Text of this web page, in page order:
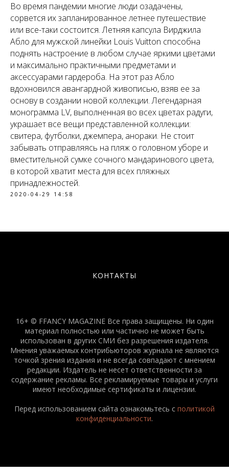
Во время пандемии многие люди озадачены,
сорвется их запланированное летнее путешествие
или все-таки состоится. Летняя капсула Вирджила
Абло для мужской линейки Louis Vuitton способна
поднять настроение в любом случае яркими цветами
и максимально практичными предметами и
аксессуарами гардероба. На этот раз Абло
вдохновился авангардной живописью, взяв ее за
основу в создании новой коллекции. Легендарная
монограмма LV, выполненная во всех цветах радуги,
украшает все вещи представленной коллекции:
свитера, футболки, джемпера, анораки. Не стоит
забывать отправляясь на пляж о головном уборе и
вместительной сумке сочного мандаринового цвета,
в которой хватит места для всех пляжных
принадлежностей.
2020-04-29 14:58
КОНТАКТЫ
16+ © FFANCY MAGAZINE Все права защищены. Ни один
материал полностью или частично не может быть
использован в других СМИ без разрешения издателя.
Мнения уважаемых контрибьюторов журнала не являются
точкой зрения издания и не всегда совпадают с мнением
редакции. Издатель не несет ответственности за
содержание рекламы. Все рекламируемые товары и услуги
имеют необходимые сертификаты и лицензии.
Перед использованием сайта ознакомьтесь с политикой
конфиденциальности.